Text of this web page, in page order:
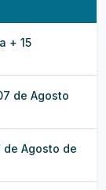
+ 15
de Agosto
de Agosto de